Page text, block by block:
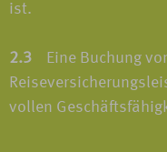
ist.
2.3 Eine Buchung
vollen